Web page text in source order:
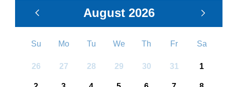
August 2026
Su Mo Tu We Th Fr Sa
26 27 28 29 30 31 1